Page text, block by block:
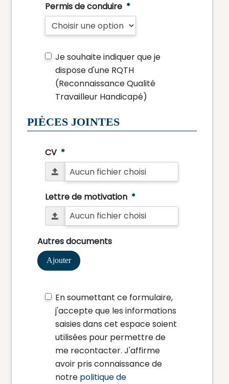
*
Je souhaite indiquer que je
dispose d'une RQTH
(Reconnaissance Qualité
Travailleur Handicapé)
PIÈCES JOINTES
*
*
Autres documents
Ajouter
En soumettant ce formulaire,
j'accepte que les informations
saisies dans cet espace soient
utilisées pour permettre de
me recontacter. J'affirme
avoir pris connaissance de
notre politique de